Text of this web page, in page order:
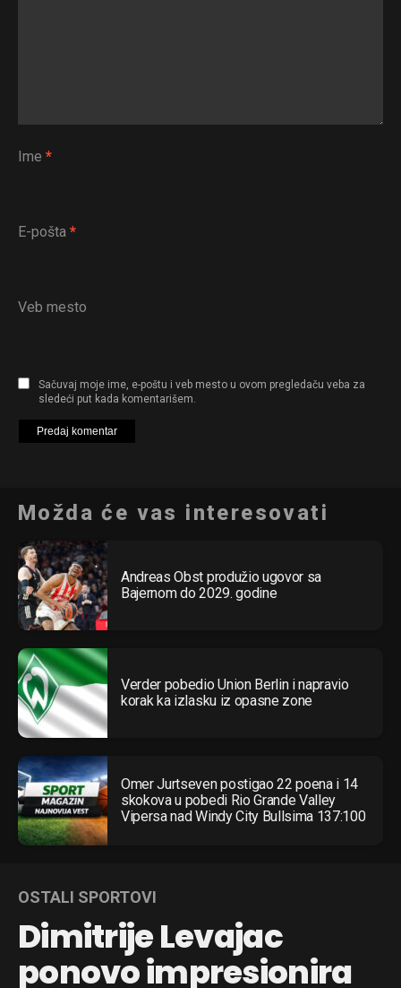
Ime *
E-pošta *
Veb mesto
Sačuvaj moje ime, e-poštu i veb mesto u ovom pregledaču veba za
sledeći put kada komentarišem.
Možda će vas interesovati
Andreas Obst produžio ugovor sa
Bajernom do 2029. godine
Verder pobedio Union Berlin i napravio
korak ka izlasku iz opasne zone
Omer Jurtseven postigao 22 poena i 14
skokova u pobedi Rio Grande Valley
Vipersa nad Windy City Bullsima 137:100
OSTALI SPORTOVI
Dimitrije Levajac
ponovo impresionira